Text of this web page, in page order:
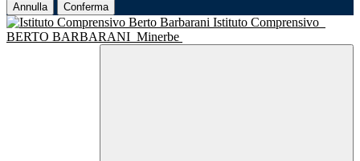
Annulla Conferma
Istituto Comprensivo
BERTO BARBARANI Minerbe